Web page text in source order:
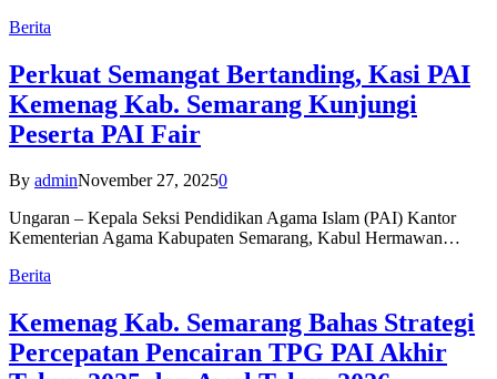
Berita
Perkuat Semangat Bertanding, Kasi PAI
Kemenag Kab. Semarang Kunjungi
Peserta PAI Fair
By adminNovember 27, 20250
Ungaran – Kepala Seksi Pendidikan Agama Islam (PAI) Kantor
Kementerian Agama Kabupaten Semarang, Kabul Hermawan…
Berita
Kemenag Kab. Semarang Bahas Strategi
Percepatan Pencairan TPG PAI Akhir